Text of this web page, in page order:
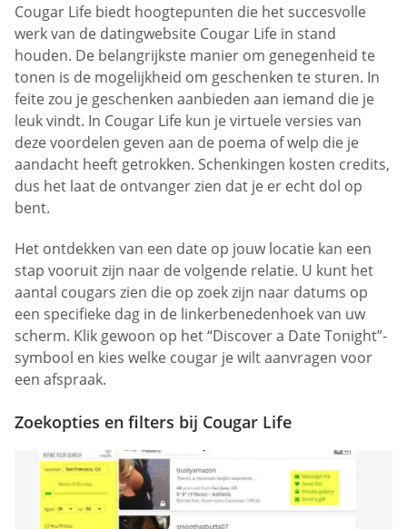
Cougar Life biedt hoogtepunten die het succesvolle
werk van de datingwebsite Cougar Life in stand
houden. De belangrijkste manier om genegenheid te
tonen is de mogelijkheid om geschenken te sturen. In
feite zou je geschenken aanbieden aan iemand die je
leuk vindt. In Cougar Life kun je virtuele versies van
deze voordelen geven aan de poema of welp die je
aandacht heeft getrokken. Schenkingen kosten credits,
dus het laat de ontvanger zien dat je er echt dol op
bent.
Het ontdekken van een date op jouw locatie kan een
stap vooruit zijn naar de volgende relatie. U kunt het
aantal cougars zien die op zoek zijn naar datums op
een specifieke dag in de linkerbenedenhoek van uw
scherm. Klik gewoon op het “Discover a Date Tonight”-
symbool en kies welke cougar je wilt aanvragen voor
een afspraak.
Zoekopties en filters bij Cougar Life